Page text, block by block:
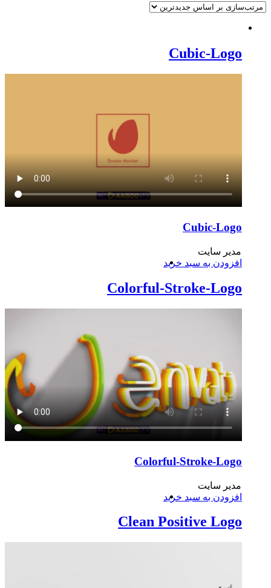
Cubic-Logo
Cubic-Logo
مدیر سایت
افزودن به سبد خرید
Colorful-Stroke-Logo
Colorful-Stroke-Logo
مدیر سایت
افزودن به سبد خرید
Clean Positive Logo